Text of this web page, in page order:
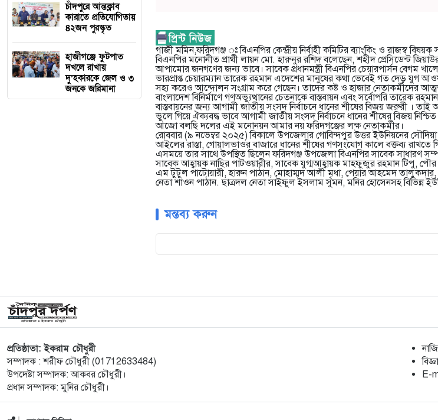
চাঁদপুরে আন্তক্লাব
কারাতে প্রতিযোগিতায়
৪২জন পুরস্কৃত
হাজীগঞ্জে ফুটপাত
দখলে রাখায়
দু’হকারকে জেল ও ৩
জনকে জরিমানা
গাজী মমিন,ফরিদগঞ্জ ঃ বিএনপির কেন্দ্রীয় নির্বাহী কমিটির ব্যাংকিং ও রাজস্ব
বিএনপির মনোনীত প্রার্থী লায়ন মো. হারুনুর রশিদ বলেছেন, শহীদ প্রেসিডেন্ট
আপামোর জনগণের জন্য ভাবে। সাবেক প্রধানমন্ত্রী বিএনপির চেয়ারপার্সন বেগম
ভারপ্রাপ্ত চেয়ারম্যান তারেক রহমান এদেশের মানুষের কথা ভেবেই গত দেড় যুগ
সহ্য করেও আন্দোলন সংগ্রাম করে গেছেন। তাদের কষ্ট ও হাজার নেতাকর্মীদের
বাংলাদেশ বিনির্মাণে গণঅভ্যুত্থানের চেতনাকে বাস্তবায়ন এবং সর্বোপরি তারেক
বাস্তবায়নের জন্য আগামী জাতীয় সংসদ নির্বাচনে ধানের শীষের বিজয় জরুরী ।
ভুলে গিয়ে ঐক্যবদ্ধ ভাবে আগামী জাতীয় সংসদ নির্বাচনে ধানের শীষের বিজয়
আজো বলছি দলের এই মনোনয়ন আমার নয় ফরিদগঞ্জের লক্ষ নেতাকর্মীর।
রোববার (৯ নভেম্বর ২০২৫) বিকালে উপজেলার গোবিন্দপুর উত্তর ইউনিয়নের সৌদিয়া
আইলের রাস্তা, গোয়ালভাওর বাজারে ধানের শীষের গণসংযোগ কালে বক্তব্য রাখতে
এসময়ে তার সাথে উপস্থিত ছিলেন ফরিদগঞ্জ উপজেলা বিএনপির সাবেক সাধারণ
সাবেক আহ্বায়ক নাছির পাটওয়ারীর, সাবেক যুগ্মআহ্বায়ক মাহফুজুর রহমান টিপু,
এম টুটুল পাটোয়ারী, হারুন পাঠান, মোহাম্মদ আলী মৃধা, পেয়ার আহমেদ তালুকদার,
নেতা শাওন পাঠান. ছাত্রদল নেতা সাইফুল ইসলাম সুমন, মনির হোসেনসহ বিভিন্ন
মন্তব্য করুন
প্রতিষ্ঠাতা: ইকরাম চৌধুরী
সম্পাদক : শরীফ চৌধুরী (01712633484)
উপদেষ্টা সম্পাদক: আকবর চৌধুরী।
প্রধান সম্পাদক: মুনির চৌধুরী।
‎E-